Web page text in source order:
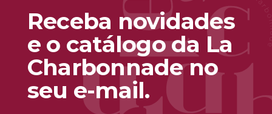
Receba novidades
e o catálogo da La
Charbonnade no
seu e-mail.